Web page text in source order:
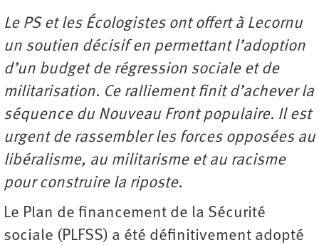
Le PS et les Écologistes ont offert à Lecornu
un soutien décisif en permettant l’adoption
d’un budget de régression sociale et de
militarisation. Ce ralliement finit d’achever la
séquence du Nouveau Front populaire. Il est
urgent de rassembler les forces opposées au
libéralisme, au militarisme et au racisme
pour construire la riposte.
Le Plan de financement de la Sécurité
sociale (PLFSS) a été définitivement adopté